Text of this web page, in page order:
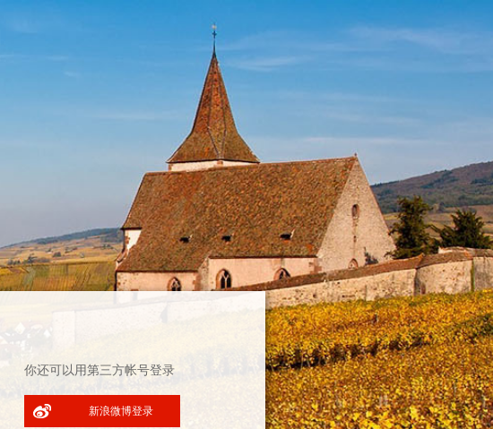
你还可以用第三方帐号登录
新浪微博登录